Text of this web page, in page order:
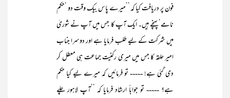
فون پر دریافت کیا کہ ’’میرے پاس بیک وقت دو ’حکم
نامے‘ پہنچے ہیں۔ ایک آپ کا جس میں آپ نے شوریٰ
میں شرکت کے لیے طلب فرمایا ہے اور دوسرا جناب
امیر حلقہ کا جس میں میری رکنیت جماعت ہی معطل کر
دی گئی ہے! ----- تو فرمائیں کہ میرے لیے کیا حکم
ہے؟ ----- تو جواباً ارشاد فرمایا کہ ’’آپ لاہور چلے